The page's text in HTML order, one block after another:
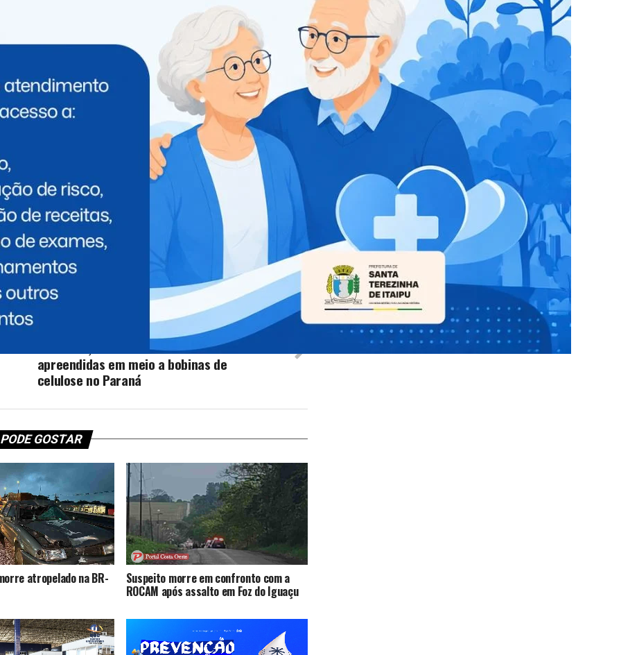
Mais de 3,3 toneladas de maconha são
apreendidas em meio a bobinas de
celulose no Paraná
GOSTAR
atropelado na BR- Suspeito morre em confronto com a
ROCAM após assalto em Foz do Iguaçu